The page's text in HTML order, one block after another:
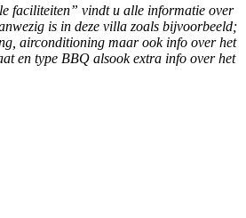
faciliteiten” vindt u alle informatie over
is in deze villa zoals bijvoorbeeld;
airconditioning maar ook info over het
en type BBQ alsook extra info over het